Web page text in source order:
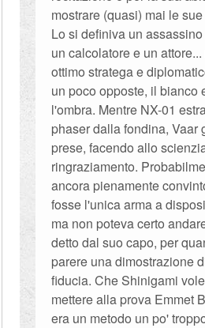
mostrare (quasi) mai le
Lo si definiva un
un calcolatore e un
ottimo stratega e
un poco opposte, il bianco
l'ombra. Mentre NX-01
phaser dalla fondina, Vaar
prese, facendo allo
ringraziamento.
ancora pienamente
fosse l'unica arma a
ma non poteva certo
detto dal suo capo, per
parere una dimostrazione
fiducia. Che Shinigami
mettere alla prova Emmet
era un metodo un po'